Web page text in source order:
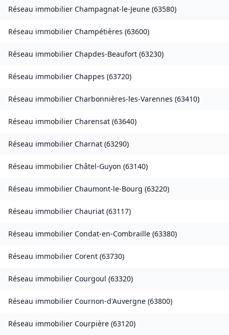
Réseau immobilier Champagnat-le-Jeune (63580)
Réseau immobilier Champétières (63600)
Réseau immobilier Chapdes-Beaufort (63230)
Réseau immobilier Chappes (63720)
Réseau immobilier Charbonnières-les-Varennes (63410)
Réseau immobilier Charensat (63640)
Réseau immobilier Charnat (63290)
Réseau immobilier Châtel-Guyon (63140)
Réseau immobilier Chaumont-le-Bourg (63220)
Réseau immobilier Chauriat (63117)
Réseau immobilier Condat-en-Combraille (63380)
Réseau immobilier Corent (63730)
Réseau immobilier Courgoul (63320)
Réseau immobilier Cournon-d'Auvergne (63800)
Réseau immobilier Courpière (63120)